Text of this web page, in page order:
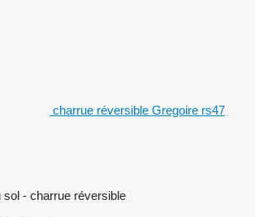
charrue réversible Gregoire rs47
sol - charrue réversible